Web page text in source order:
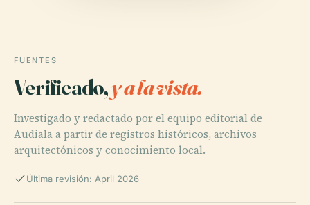
FUENTES
Verificado,y a la vista.
Investigado y redactado por el equipo editorial de
Audiala a partir de registros históricos, archivos
arquitectónicos y conocimiento local.
Última revisión: April 2026